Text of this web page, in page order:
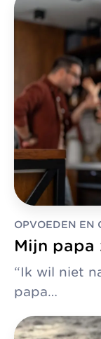
OPVOEDEN EN
Mijn
“Ik wil niet
papa…